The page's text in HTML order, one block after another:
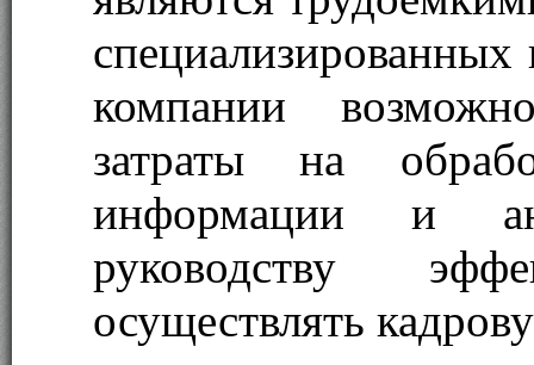
компании
затраты на
информации и
руководству
осуществлять